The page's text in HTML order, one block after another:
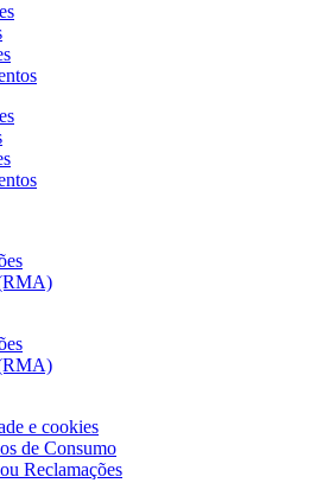
e cookies
de Consumo
Reclamações